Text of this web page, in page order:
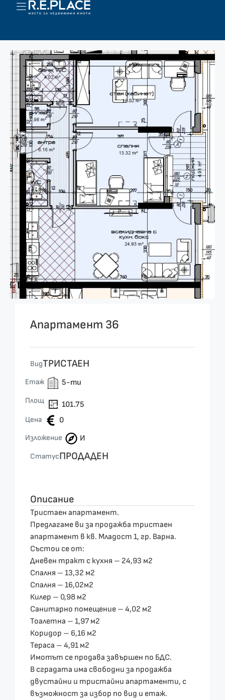
Апартамент 36
ВидТРИСТАЕН
Етаж
5-ти
Площ
101.75
Цена
0
Изложение
И
СтатусПРОДАДЕН
Описание
Тристаен апартамент.
Предлагаме ви за продажба тристаен
апартамент в кв. Младост 1, гр. Варна.
Състои се от:
Дневен тракт с кухня – 24,93 м2
Спалня – 13,32 м2
Спалня – 16,02м2
Килер – 0,98 м2
Санитарно помещение – 4,02 м2
Тоалетна – 1,97 м2
Коридор – 6,16 м2
Тераса – 4,91 м2
Имотът се продава завършен по БДС.
В сградата има свободни за продажба
двустайни и тристайни апартаменти, с
възможност за избор по вид и етаж.